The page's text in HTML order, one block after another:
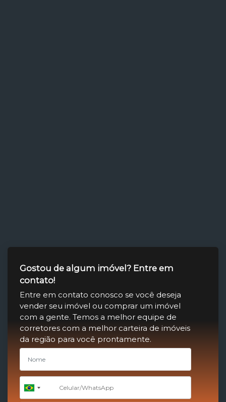
Gostou de algum imóvel? Entre em
contato!
Entre em contato conosco se você deseja
vender seu imóvel ou comprar um imóvel
com a gente. Temos a melhor equipe de
corretores com a melhor carteira de imóveis
da região para você prontamente.
Brazil
+55